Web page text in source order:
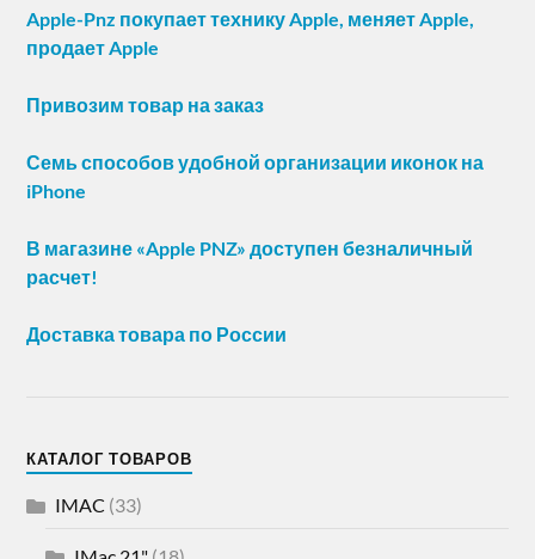
Apple-Pnz покупает технику Apple, меняет Apple,
продает Apple
Привозим товар на заказ
Семь способов удобной организации иконок на
iPhone
В магазине «Apple PNZ» доступен безналичный
расчет!
Доставка товара по России
КАТАЛОГ ТОВАРОВ
IMAC (33)